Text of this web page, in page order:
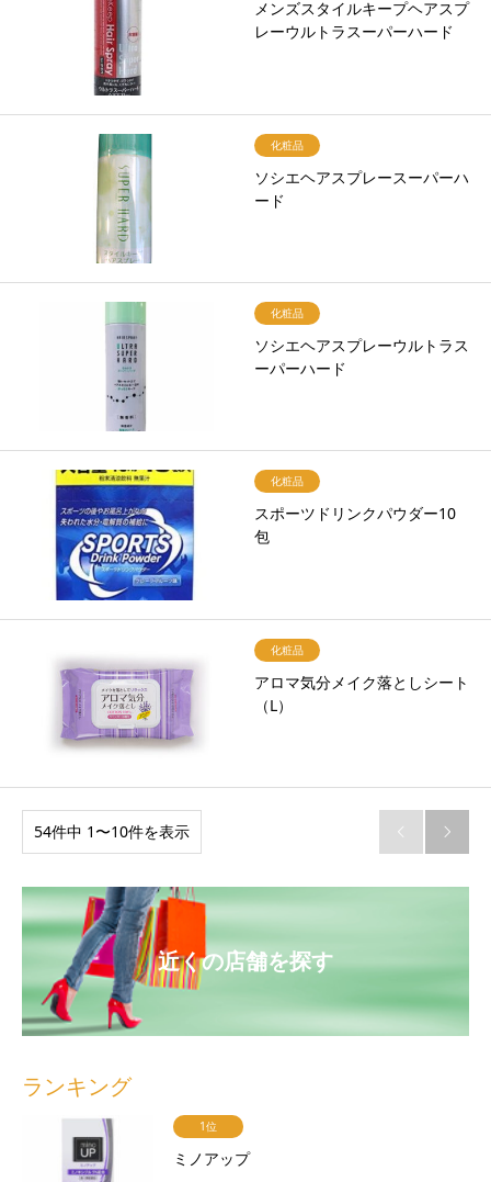
メンズスタイルキープヘアスプ
レーウルトラスーパーハード
化粧品
ソシエヘアスプレースーパーハ
ード
化粧品
ソシエヘアスプレーウルトラス
ーパーハード
化粧品
スポーツドリンクパウダー10
包
化粧品
アロマ気分メイク落としシート
（L）
54件中 1〜10件を表示  
近くの店舗を探す
ランキング
1位
ミノアップ